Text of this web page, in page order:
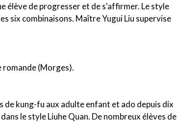
élève de progresser et de s'affirmer. Le style
six combinaisons. Maître Yugui Liu supervise
romande (Morges).
de kung-fu aux adulte enfant et ado depuis dix
le style Liuhe Quan. De nombreux élèves de